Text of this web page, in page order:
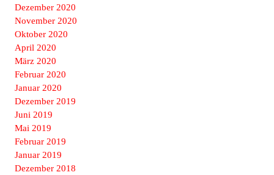
Dezember 2020
November 2020
Oktober 2020
April 2020
März 2020
Februar 2020
Januar 2020
Dezember 2019
Juni 2019
Mai 2019
Februar 2019
Januar 2019
Dezember 2018